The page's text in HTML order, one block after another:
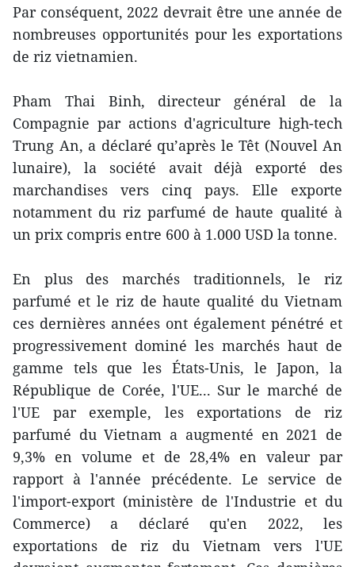
Par conséquent, 2022 devrait être une année de
nombreuses opportunités pour les exportations
de riz vietnamien.
Pham Thai Binh, directeur général de la
Compagnie par actions d'agriculture high-tech
Trung An, a déclaré qu’après le Têt (Nouvel An
lunaire), la société avait déjà exporté des
marchandises vers cinq pays. Elle exporte
notamment du riz parfumé de haute qualité à
un prix compris entre 600 à 1.000 USD la tonne.
En plus des marchés traditionnels, le riz
parfumé et le riz de haute qualité du Vietnam
ces dernières années ont également pénétré et
progressivement dominé les marchés haut de
gamme tels que les États-Unis, le Japon, la
République de Corée, l'UE... Sur le marché de
l'UE par exemple, les exportations de riz
parfumé du Vietnam a augmenté en 2021 de
9,3% en volume et de 28,4% en valeur par
rapport à l'année précédente. Le service de
l'import-export (ministère de l'Industrie et du
Commerce) a déclaré qu'en 2022, les
exportations de riz du Vietnam vers l'UE